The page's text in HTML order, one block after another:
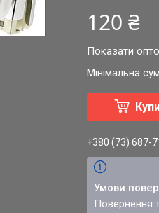
120 ₴
Показати
Мінімальна
+380 (73) 687-